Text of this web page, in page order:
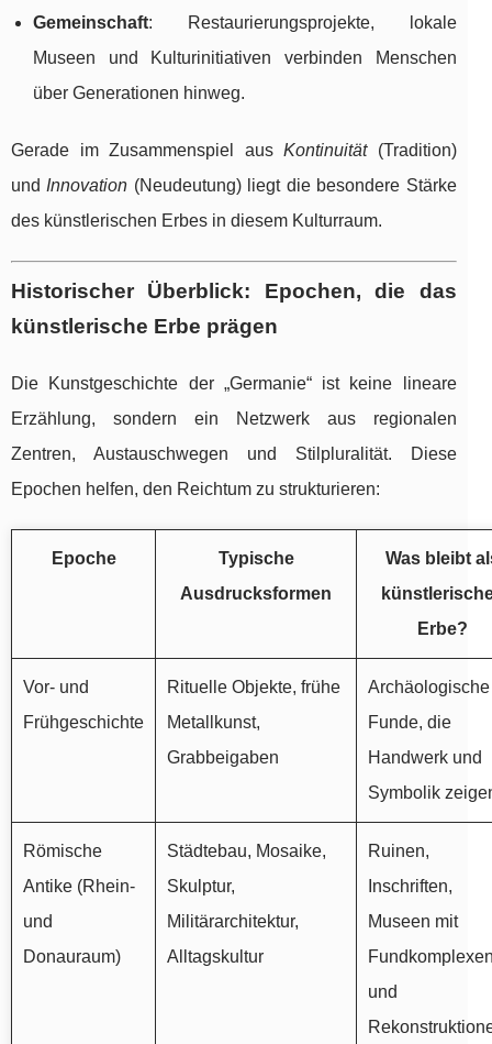
Gemeinschaft: Restaurierungsprojekte, lokale
Museen und Kulturinitiativen verbinden Menschen
über Generationen hinweg.
Gerade im Zusammenspiel ausKontinuität(Tradition)
und Innovation (Neudeutung) liegt die besondere Stärke
des künstlerischen Erbes in diesem Kulturraum.
Historischer Überblick: Epochen, die das
künstlerische Erbe prägen
Die Kunstgeschichte der „Germanie“ ist keine lineare
Erzählung, sondern ein Netzwerk aus regionalen
Zentren, Austauschwegen und Stilpluralität. Diese
Epochen helfen, den Reichtum zu strukturieren:
Epoche
Typische
Ausdrucksformen
Was bleibt
Erbe?
Vor- und
Frühgeschichte
Rituelle Objekte, frühe
Metallkunst,
Grabbeigaben
Archäologische
Funde, die
Handwerk und
Symbolik
Römische
Antike (Rhein-
und
Donauraum)
Städtebau, Mosaike,
Skulptur,
Militärarchitektur,
Alltagskultur
Ruinen,
Inschriften,
Museen mit
und